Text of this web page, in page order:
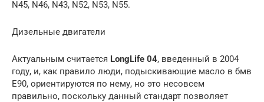
N45, N46, N43, N52, N53, N55.
Дизельные двигатели
Актуальным считается LongLife 04, введенный в 2004
году, и, как правило люди, подыскивающие масло в бмв
E90, ориентируются по нему, но это несовсем
правильно, поскольку данный стандарт позволяет